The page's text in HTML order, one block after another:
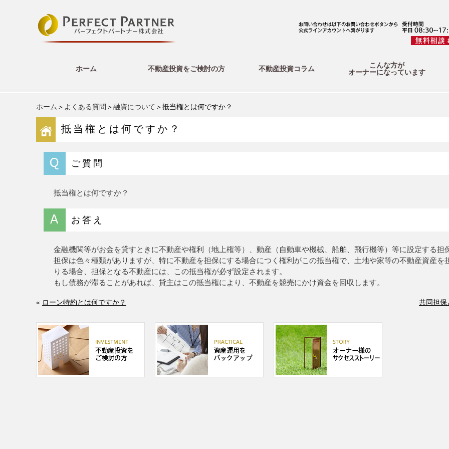
ホーム 不動産投資をご検討の方 不動産投資コラム
こんな方が
オーナーになっています
ホーム ＞ よくある質問 ＞融資について ＞抵当権とは何ですか？
抵当権とは何ですか？
ご質問
抵当権とは何ですか？
お答え
金融機関等がお金を貸すときに不動産や権利（地上権等）、動産（自動車や機械、船舶、飛行機等）等に設定する担
担保は色々種類がありますが、特に不動産を担保にする場合につく権利がこの抵当権で、土地や家等の不動産資産を
りる場合、担保となる不動産には、この抵当権が必ず設定されます。
もし債務が滞ることがあれば、貸主はこの抵当権により、不動産を競売にかけ資金を回収します。
« ローン特約とは何ですか？ 共同担保